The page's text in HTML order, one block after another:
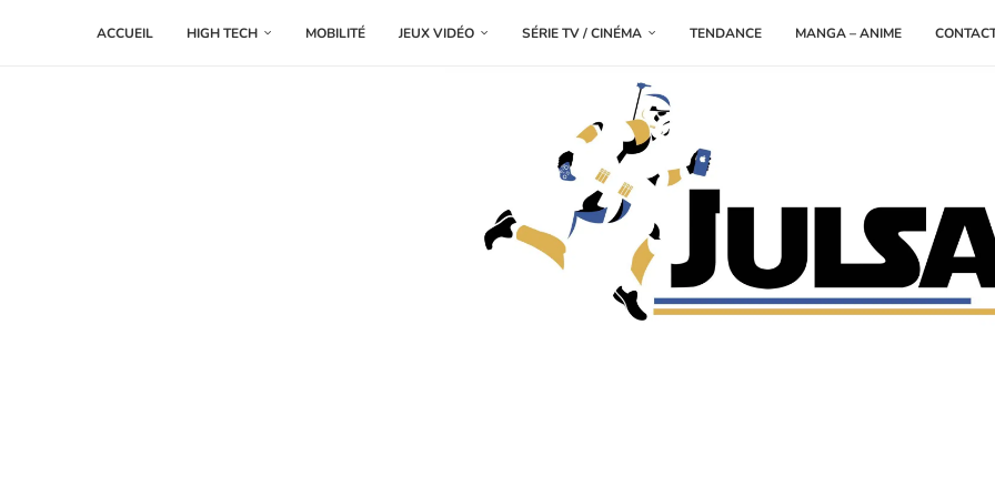
ACCUEIL HIGH TECH MOBILITÉ JEUX VIDÉO SÉRIE TV / CINÉMA TENDANCE MANGA – ANIME